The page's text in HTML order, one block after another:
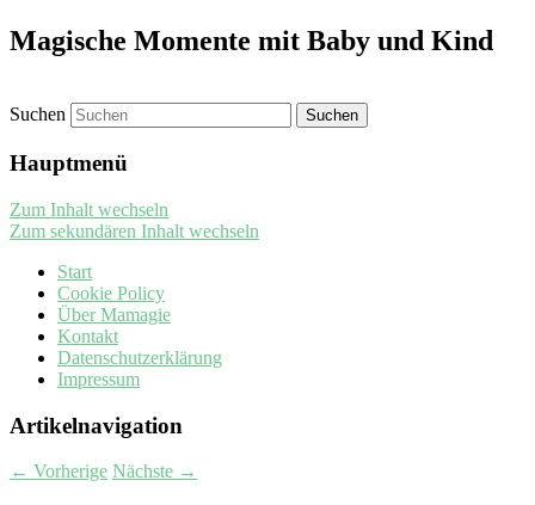
Magische Momente mit Baby und Kind
Suchen
Hauptmenü
Zum Inhalt wechseln
Zum sekundären Inhalt wechseln
Start
Cookie Policy
Über Mamagie
Kontakt
Datenschutzerklärung
Impressum
Artikelnavigation
← Vorherige Nächste →